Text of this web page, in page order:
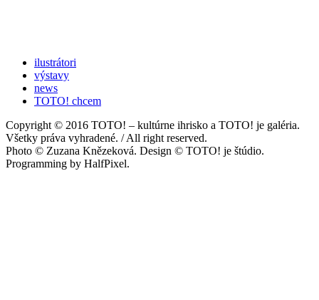
ilustrátori
výstavy
news
TOTO! chcem
Copyright © 2016 TOTO! – kultúrne ihrisko a TOTO! je galéria.
Všetky práva vyhradené. / All right reserved.
Photo © Zuzana Knězeková. Design © TOTO! je štúdio.
Programming by HalfPixel.